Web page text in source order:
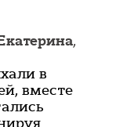
,
в
вместе